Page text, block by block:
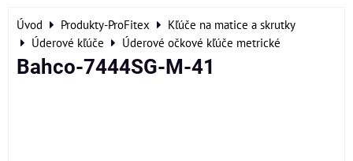
Úvod Produkty-ProFitex
Kľúče na matice a skrutky
Úderové kľúče
Úderové očkové kľúče metrické
Bahco-7444SG-M-41